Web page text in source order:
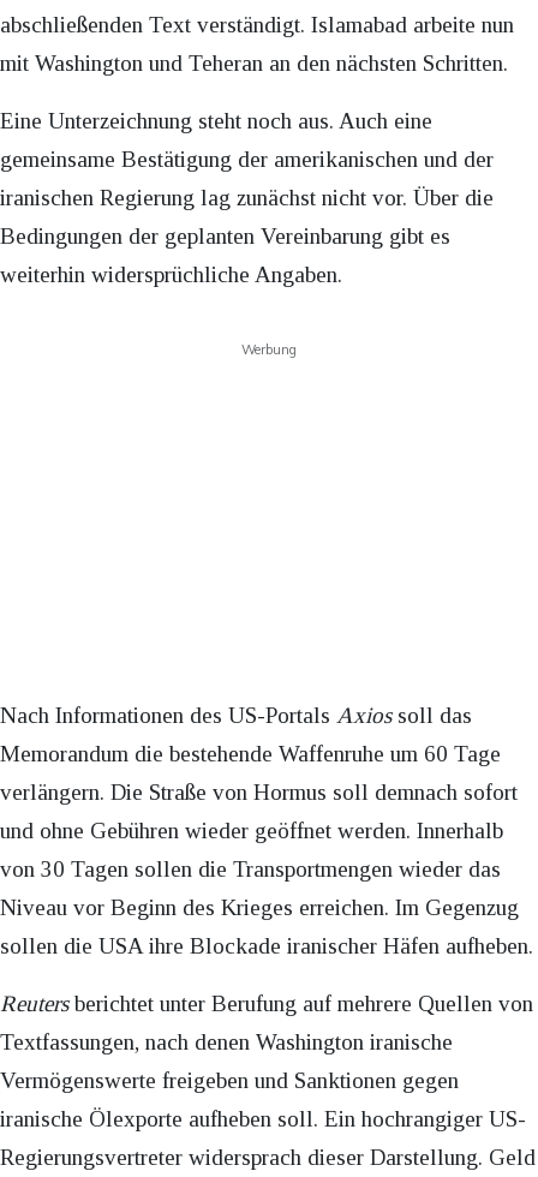
abschließenden Text verständigt. Islamabad arbeite nun
mit Washington und Teheran an den nächsten Schritten.
Eine Unterzeichnung steht noch aus. Auch eine
gemeinsame Bestätigung der amerikanischen und der
iranischen Regierung lag zunächst nicht vor. Über die
Bedingungen der geplanten Vereinbarung gibt es
weiterhin widersprüchliche Angaben.
Werbung
Nach Informationen des US-Portals Axiossoll das
Memorandum die bestehende Waffenruhe um 60 Tage
verlängern. Die Straße von Hormus soll demnach sofort
und ohne Gebühren wieder geöffnet werden. Innerhalb
von 30 Tagen sollen die Transportmengen wieder das
Niveau vor Beginn des Krieges erreichen. Im Gegenzug
sollen die USA ihre Blockade iranischer Häfen aufheben.
Reutersberichtet unter Berufung auf mehrere Quellen von
Textfassungen, nach denen Washington iranische
Vermögenswerte freigeben und Sanktionen gegen
iranische Ölexporte aufheben soll. Ein hochrangiger US-
Regierungsvertreter widersprach dieser Darstellung. Geld